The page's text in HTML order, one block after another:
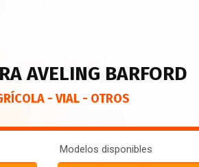
AVELING BARFORD
- VIAL - OTROS
Modelos disponibles